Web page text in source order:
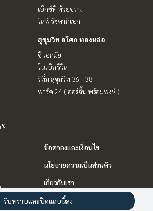
เอ็กซ์ที ห้วยขวาง
ไลฟ์ รัชดาภิเษก
สุขุมวิท อโศก ทองหล่อ
ซี เอกมัย
โนเบิล รีวิล
ริทึ่ม สุขุมวิท 36 - 38
พาร์ค 24 ( ออริจิ้น พร้อมพงษ์ )
ช
ข้อตกลงและเงื่อนไข
นโยบายความเป็นส่วนตัว
เกี่ยวกับเรา
วิธีการฝากขาย-เช่า
รับทราบและปิดแถบนี้ลง